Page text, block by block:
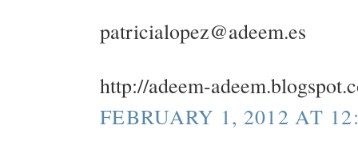
patricialopez@adeem.es
http://adeem-
FEBRUARY 1, 2012 AT